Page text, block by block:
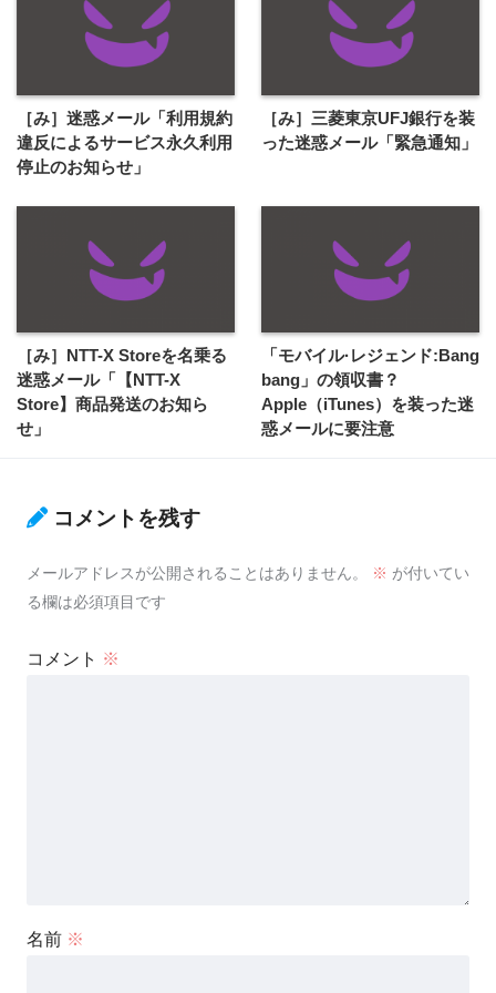
［み］迷惑メール「利用規約
違反によるサービス永久利用
停止のお知らせ」
［み］三菱東京UFJ銀行を装
った迷惑メール「緊急通知」
［み］NTT-X Storeを名乗る
迷惑メール「【NTT-X
Store】商品発送のお知ら
せ」
「モバイル·レジェンド:Bang
bang」の領収書？
Apple（iTunes）を装った迷
惑メールに要注意
コメントを残す
メールアドレスが公開されることはありません。 ※ が付いてい
る欄は必須項目です
コメント ※
名前 ※